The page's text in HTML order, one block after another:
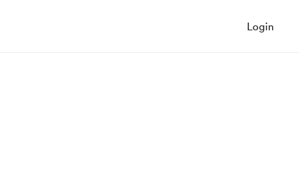
Login